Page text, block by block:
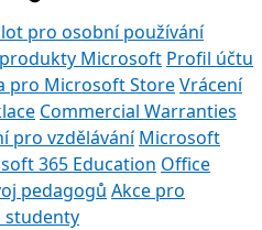
pro osobní používání
Microsoft Profil účtu
pro Microsoft StoreVrácení
Commercial Warranties
pro vzdělávání Microsoft
365 Education Office
pedagogů Akce pro
studenty